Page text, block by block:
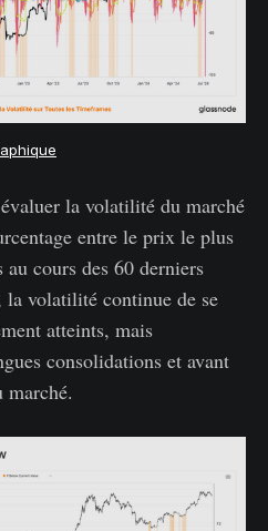
la volatilité du marché
entre le prix le plus
cours des 60 derniers
la volatilité continue de se
atteints, mais
consolidations et avant
marché.